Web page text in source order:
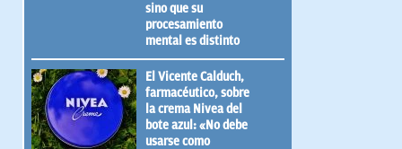
sino que su
procesamiento
mental es distinto
El Vicente Calduch,
farmacéutico, sobre
la crema Nivea del
bote azul: «No debe
usarse como